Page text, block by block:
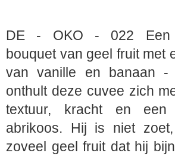
DE - OKO - 022 Een
bouquet van geel fruit met
van vanille en banaan -
onthult deze cuvee zich
textuur, kracht en een
abrikoos. Hij is niet
zoveel geel fruit dat hij